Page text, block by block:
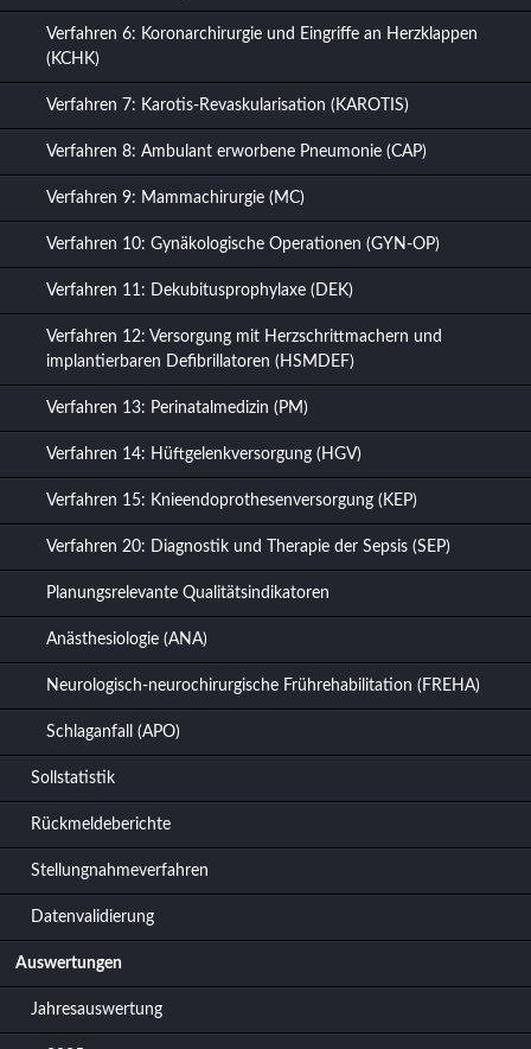
Verfahren 6: Koronarchirurgie und Eingriffe an Herzklappen
(KCHK)
Verfahren 7: Karotis-Revaskularisation (KAROTIS)
Verfahren 8: Ambulant erworbene Pneumonie (CAP)
Verfahren 9: Mammachirurgie (MC)
Verfahren 10: Gynäkologische Operationen (GYN-OP)
Verfahren 11: Dekubitusprophylaxe (DEK)
Verfahren 12: Versorgung mit Herzschrittmachern und
implantierbaren Defibrillatoren (HSMDEF)
Verfahren 13: Perinatalmedizin (PM)
Verfahren 14: Hüftgelenkversorgung (HGV)
Verfahren 15: Knieendoprothesenversorgung (KEP)
Verfahren 20: Diagnostik und Therapie der Sepsis (SEP)
Planungsrelevante Qualitätsindikatoren
Anästhesiologie (ANA)
Neurologisch-neurochirurgische Frührehabilitation (FREHA)
Schlaganfall (APO)
Sollstatistik
Rückmeldeberichte
Stellungnahmeverfahren
Datenvalidierung
Auswertungen
Jahresauswertung